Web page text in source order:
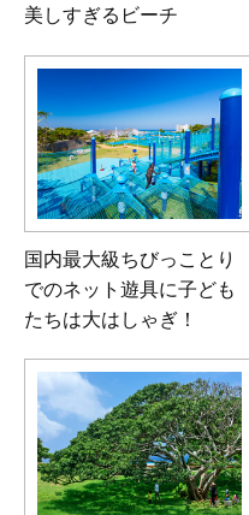
美しすぎるビーチ
国内最大級ちびっことり
でのネット遊具に子ども
たちは大はしゃぎ！